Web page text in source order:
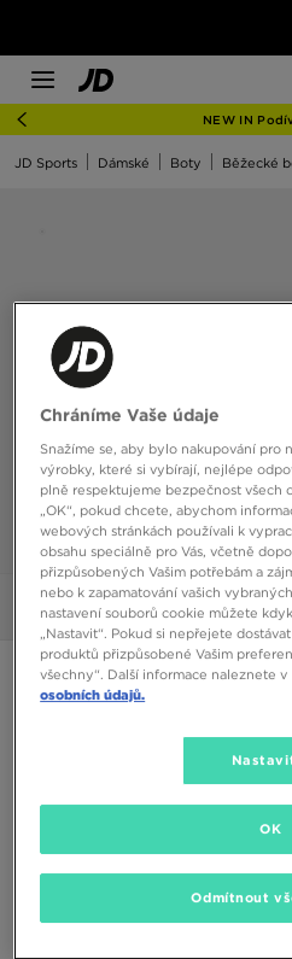
NEW IN
JD Sports Dámské Boty Běžecké
Obrázky
ON CLOUDMONSTER
(Nejnižší cena za
Dostupné Barvy
Vyberte velikost
Chráníme Vaše údaje
Snažíme se, aby bylo nakupování pro
výrobky, které si vybírají, nejlépe
plně respektujeme bezpečnost všech
„OK“, pokud chcete, abychom
webových stránkách používali k
obsahu speciálně pro Vás, včetně
přizpůsobených Vašim potřebám a
nebo k zapamatování vašich
nastavení souborů cookie můžete
„Nastavit“. Pokud si nepřejete
produktů přizpůsobené Vašim
všechny“. Další informace naleznete v
osobních údajů.
Odmítnout
OK